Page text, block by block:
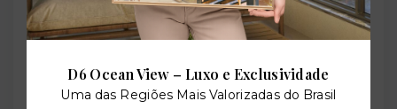
Residencial
Situação:
D6 Ocean View – Luxo e Exclusividade
Uma das Regiões Mais Valorizadas do Brasil